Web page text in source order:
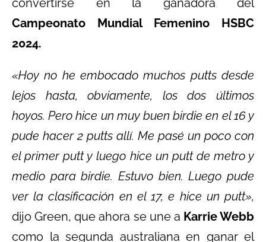
Campeonato Mundial Femenino HSBC
2024.
«Hoy no he embocado muchos putts desde
lejos hasta, obviamente, los dos últimos
hoyos. Pero hice un muy buen birdie en el 16 y
pude hacer 2 putts allí. Me pasé un poco con
el primer putt y luego hice un putt de metro y
medio para birdie. Estuvo bien. Luego pude
ver la clasificación en el 17, e hice un putt»,
dijo Green, que ahora se une a Karrie Webb
como la segunda australiana en ganar el